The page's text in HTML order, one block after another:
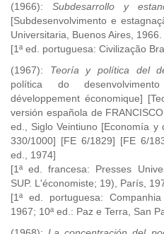
(1966): Subdesarrollo y
[Subdesenvolvimento e
Universitaria, Buenos Aires, 1966.
[1ª ed. portuguesa: Civilização
(1967): Teoría y política del
política do
développement économique]
versión española de
ed., Siglo Veintiuno [Economía y
330/1000] [FE 6/1829] [FE 6/
ed., 1974]
[1ª ed. francesa: Presses
SUP. L'économiste; 19), París,
[1ª ed. portuguesa:
1967; 10ª ed.: Paz e Terra, San